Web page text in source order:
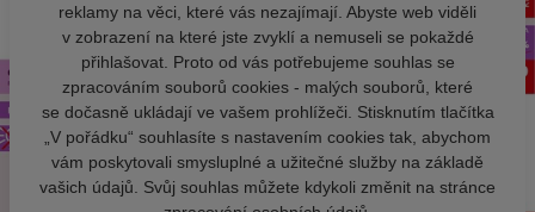
reklamy na věci, které vás nezajímají. Abyste web viděli
v zobrazení na které jste zvyklí a nemuseli se pokaždé
přihlašovat. Proto od vás potřebujeme souhlas se
zpracováním souborů cookies - malých souborů, které
se dočasně ukládají ve vašem prohlížeči. Stisknutím tlačítka
„V pořádku“ souhlasíte s nastavením cookies tak, abychom
vám poskytovali smysluplné a užitečné služby na základě
vašich údajů. Svůj souhlas můžete kdykoli změnit na stránce